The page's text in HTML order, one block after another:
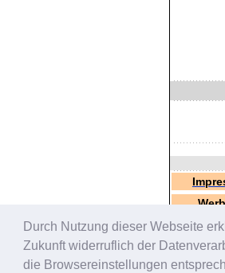
Durch Nutzung dieser Webseite
Zukunft widerruflich der
die Browsereinstellungen